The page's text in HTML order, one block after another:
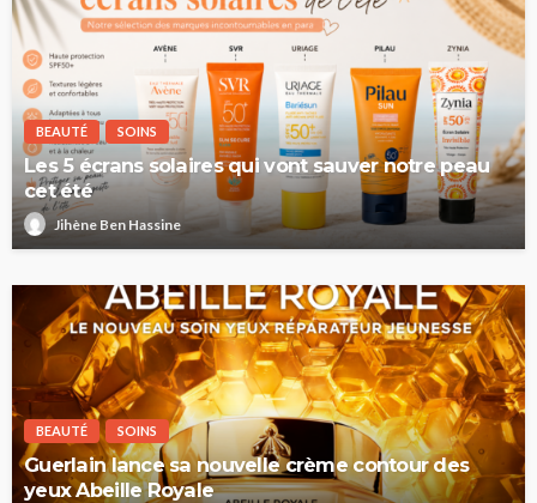
BEAUTÉ SOINS
Les 5 écrans solaires qui vont sauver notre peau
cet été
Jihène Ben Hassine
BEAUTÉ SOINS
Guerlain lance sa nouvelle crème contour des
yeux Abeille Royale